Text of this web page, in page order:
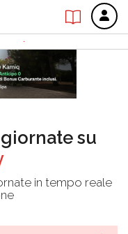
su
in tempo reale